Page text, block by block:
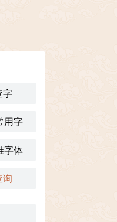
字
用字
字体
询